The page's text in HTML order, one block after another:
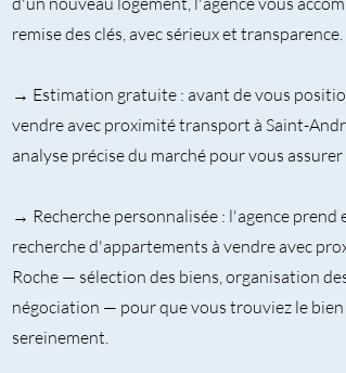
remise des clés, avec sérieux et transparence.
→ Estimation gratuite : avant de vous
vendre avec proximité transport à Saint-
analyse précise du marché pour vous
→ Recherche personnalisée : l'agence prend
recherche d'appartements à vendre avec
Roche — sélection des biens, organisation
négociation — pour que vous trouviez le
sereinement.